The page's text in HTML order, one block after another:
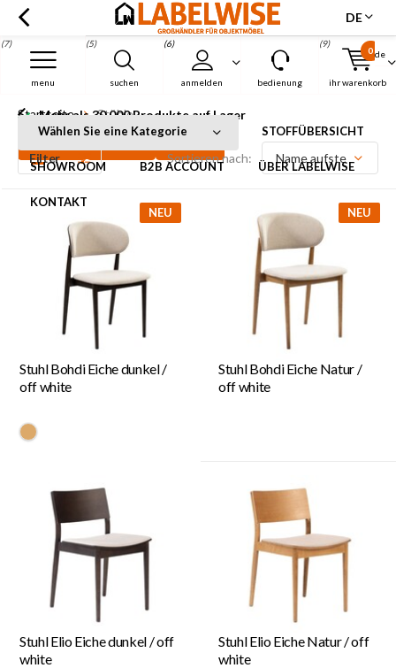
de
suchen
(5)
anmelden
(6)
menu
(7)
bedienung ihr warenkorb
0
(9)
Menu
DE
Mehr als 30.000 Produkte auf Lager
Wählen Sie eine Kategorie STOFFÜBERSICHT
SHOWROOM B2B ACCOUNT ÜBER LABELWISE
KONTAKT
Startseite Stühle
Stühle
Filter Sortieren nach:
Stuhl Bohdi Eiche dunkel /
off white
NEU
#dca96a
Stuhl Bohdi Eiche Natur /
off white
NEU
Stuhl Elio Eiche dunkel / off
white
Stuhl Elio Eiche Natur / off
white